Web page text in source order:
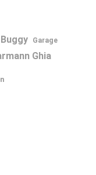
Garage
Ghia